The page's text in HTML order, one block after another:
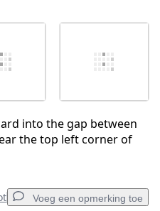
into the gap between
the top left corner of
Voeg een opmerking toe